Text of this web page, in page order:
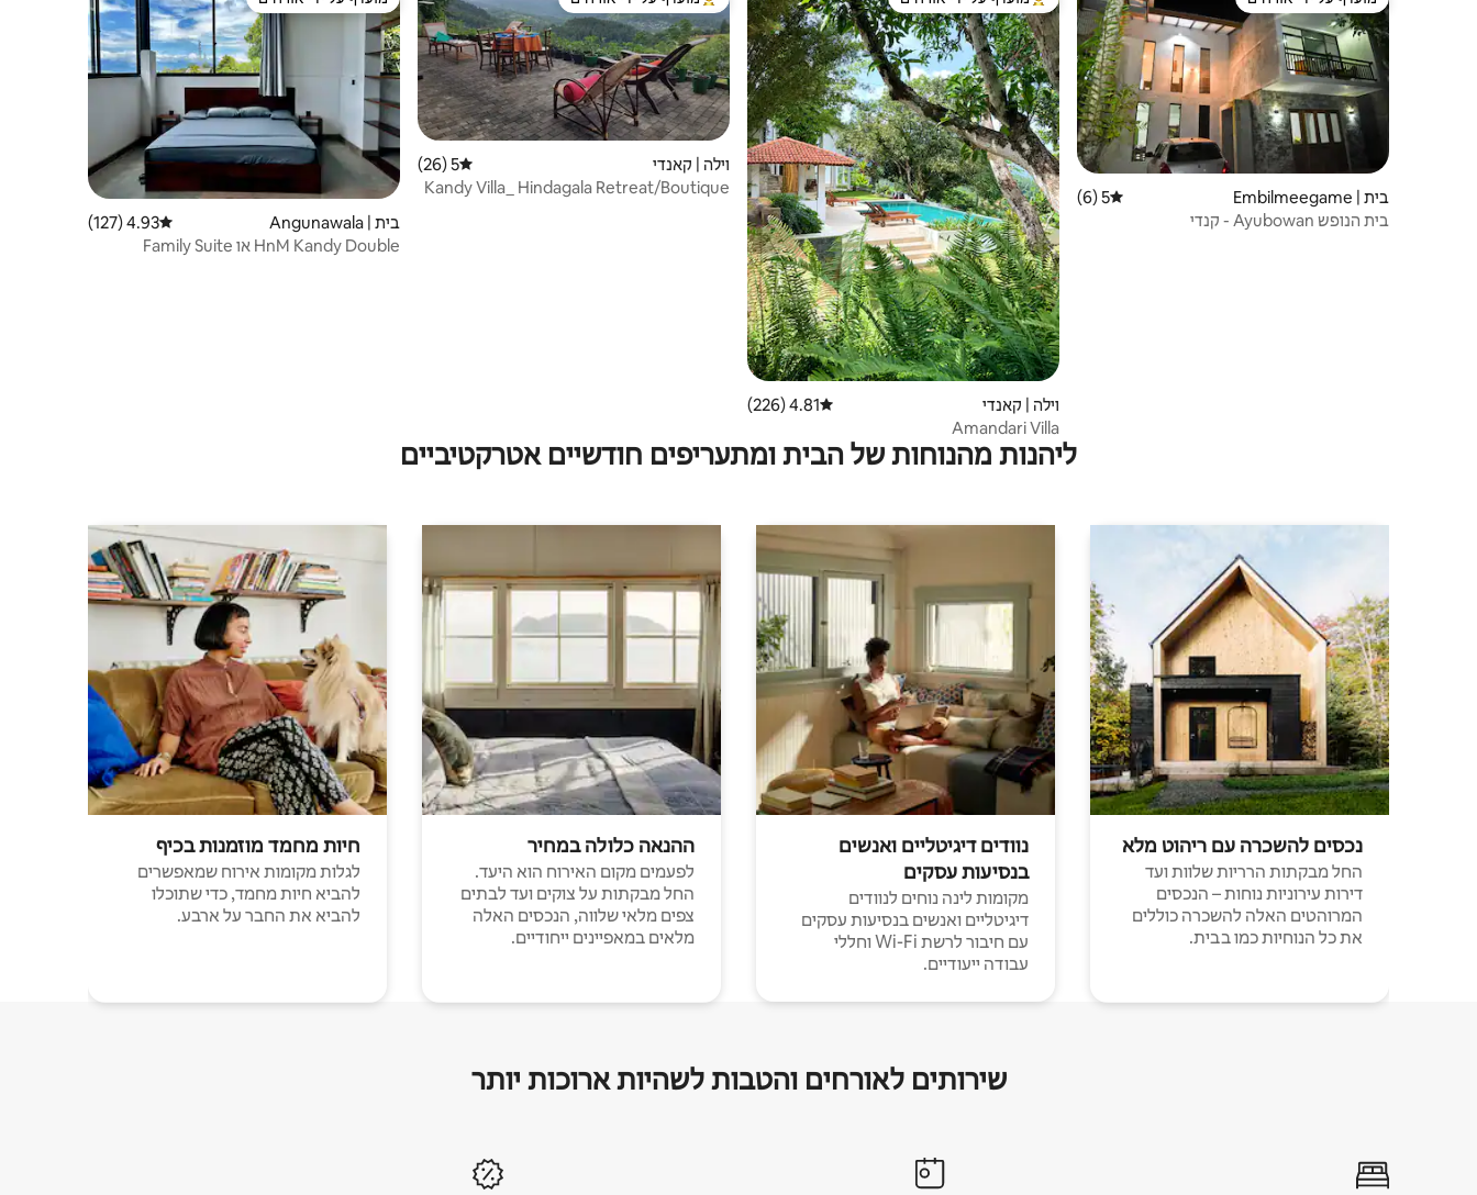
מועדף על ידי אורחים
בית | Embilmeegame דירוג ממוצע של 5 מתוך 5, 6 ביקורות
5 (6)
בית הנופש Ayubowan - קנדי
מוביל בקרב נכסים מועדפים על ידי אורחים
וילה | קאנדי דירוג ממוצע של 4.81 מתוך 5, 226 ביקורות
4.81 (226)
Amandari Villa
מוביל בקרב נכסים מועדפים על ידי אורחים
וילה | קאנדי דירוג ממוצע של 5 מתוך 5, 26 ביקורות
5 (26)
Kandy Villa_ Hindagala Retreat/Boutique
מועדף על ידי אורחים
בית | Angunawala דירוג ממוצע של 4.93 מתוך 5, 127 ביקורות
4.93 (127)
HnM Kandy Double או Family Suite
ליהנות מהנוחות של הבית ומתעריפים חודשיים אטרקטיביים
נכסים להשכרה עם ריהוט מלא
החל מבקתות הרריות שלוות ועד
דירות עירוניות נוחות – הנכסים
המרוהטים האלה להשכרה כוללים
את כל הנוחיות כמו בבית.
נוודים דיגיטליים ואנשים
בנסיעות עסקים
מקומות לינה נוחים לנוודים
דיגיטליים ואנשים בנסיעות עסקים
עם חיבור לרשת Wi-Fi וחללי
עבודה ייעודיים.
ההנאה כלולה במחיר
לפעמים מקום האירוח הוא היעד.
החל מבקתות על צוקים ועד לבתים
צפים מלאי שלווה, הנכסים האלה
מלאים במאפיינים ייחודיים.
חיות מחמד מוזמנות בכיף
לגלות מקומות אירוח שמאפשרים
להביא חיות מחמד, כדי שתוכלו
להביא את החבר על ארבע.
שירותים לאורחים והטבות לשהיות ארוכות יותר